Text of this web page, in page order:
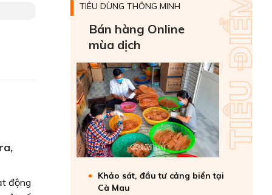
động
TIÊU DÙNG THÔNG MINH
Bán hàng Online
mùa dịch
Khảo sát, đầu tư cảng biển tại
Cà Mau